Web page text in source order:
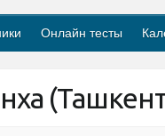
Онлайн тесты